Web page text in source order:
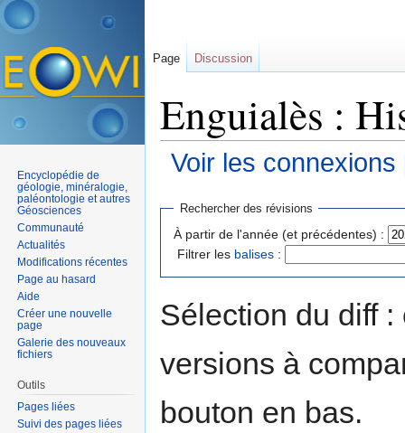
Enguialès :
Voir les
Rechercher des révisions
À partir de l'année (et précédentes) :
Filtrer les balises :
Sélection du diff
versions à
bouton en bas.
Page Discussion
Encyclopédie de
géologie, minéralogie,
paléontologie et autres
Géosciences
Communauté
Actualités
Modifications récentes
Page au hasard
Aide
Créer une nouvelle
page
Galerie des nouveaux
fichiers
Outils
Pages liées
Suivi des pages liées